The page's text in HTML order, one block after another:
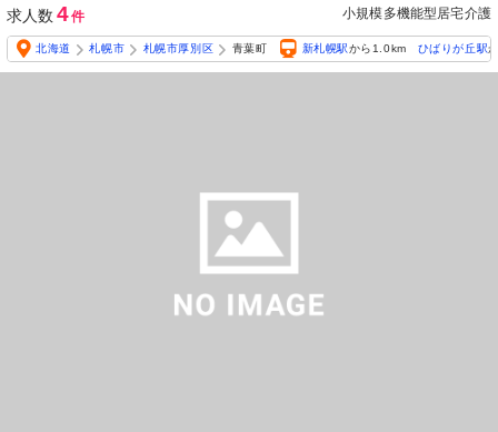
求人数 4件 小規模多機能型居宅介護
北海道 札幌市 札幌市厚別区 青葉町 新札幌駅から1.0km ひばりが丘駅